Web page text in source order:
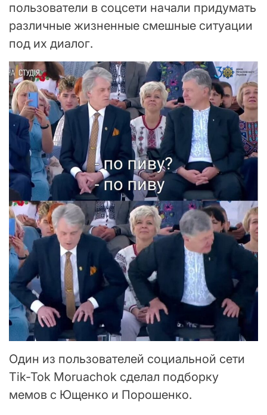
пользователи в соцсети начали придумать
различные жизненные смешные ситуации
под их диалог.
Один из пользователей социальной сети
Tik-Tok Moruachok сделал подборку
мемов с Ющенко и Порошенко.